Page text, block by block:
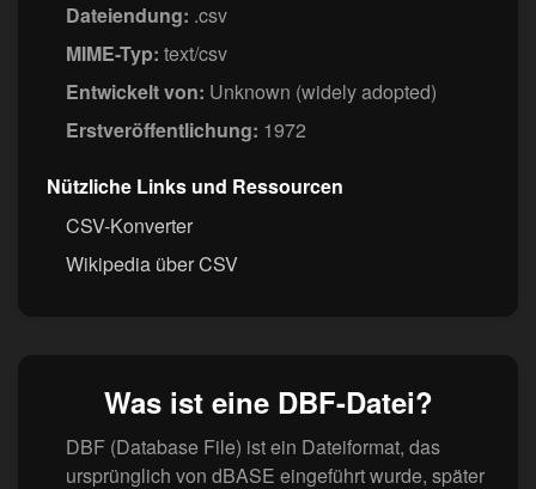
Dateiendung: .csv
MIME-Typ: text/csv
Entwickelt von: Unknown (widely adopted)
Erstveröffentlichung: 1972
Nützliche Links und Ressourcen
CSV-Konverter
Wikipedia über CSV
Was ist eine DBF-Datei?
DBF (Database File) ist ein Dateiformat, das
ursprünglich von dBASE eingeführt wurde, später